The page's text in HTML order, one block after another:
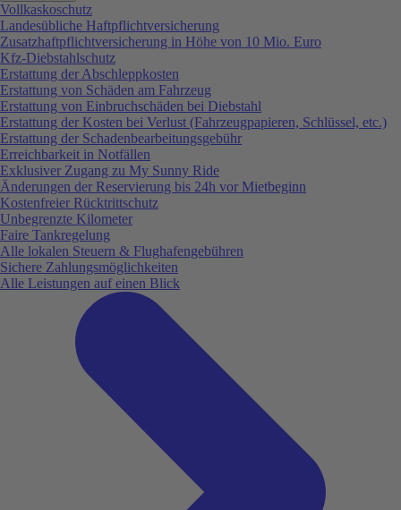
Vollkaskoschutz
Landesübliche Haftpflichtversicherung
Zusatzhaftpflichtversicherung in Höhe von 10 Mio. Euro
Kfz-Diebstahlschutz
Erstattung der Abschleppkosten
Erstattung von Schäden am Fahrzeug
Erstattung von Einbruchschäden bei Diebstahl
Erstattung der Kosten bei Verlust (Fahrzeugpapieren, Schlüssel, etc.)
Erstattung der Schadenbearbeitungsgebühr
Erreichbarkeit in Notfällen
Exklusiver Zugang zu My Sunny Ride
Änderungen der Reservierung bis 24h vor Mietbeginn
Kostenfreier Rücktrittschutz
Unbegrenzte Kilometer
Faire Tankregelung
Alle lokalen Steuern & Flughafengebühren
Sichere Zahlungsmöglichkeiten
Alle Leistungen auf einen Blick